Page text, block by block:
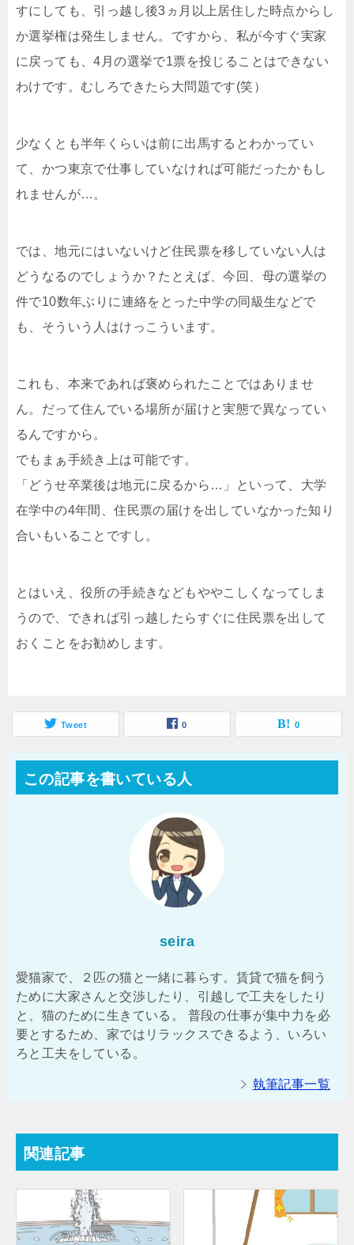
すにしても、引っ越し後3ヵ月以上居住した時点からし
か選挙権は発生しません。ですから、私が今すぐ実家
に戻っても、4月の選挙で1票を投じることはできない
わけです。むしろできたら大問題です(笑）
少なくとも半年くらいは前に出馬するとわかってい
て、かつ東京で仕事していなければ可能だったかもし
れませんが…。
では、地元にはいないけど住民票を移していない人は
どうなるのでしょうか？たとえば、今回、母の選挙の
件で10数年ぶりに連絡をとった中学の同級生などで
も、そういう人はけっこういます。
これも、本来であれば褒められたことではありませ
ん。だって住んでいる場所が届けと実態で異なってい
るんですから。
でもまぁ手続き上は可能です。
「どうせ卒業後は地元に戻るから…」といって、大学
在学中の4年間、住民票の届けを出していなかった知り
合いもいることですし。
とはいえ、役所の手続きなどもややこしくなってしま
うので、できれば引っ越したらすぐに住民票を出して
おくことをお勧めします。
Tweet 0 0
この記事を書いている人
seira
愛猫家で、２匹の猫と一緒に暮らす。賃貸で猫を飼う
ために大家さんと交渉したり、引越しで工夫をしたり
と、猫のために生きている。 普段の仕事が集中力を必
要とするため、家ではリラックスできるよう、いろい
ろと工夫をしている。
執筆記事一覧
関連記事